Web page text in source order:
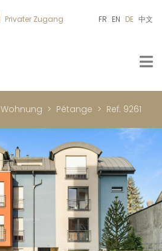
Privater Zugang FR EN DE 中文
Wohnung Pétange Ref. 9261